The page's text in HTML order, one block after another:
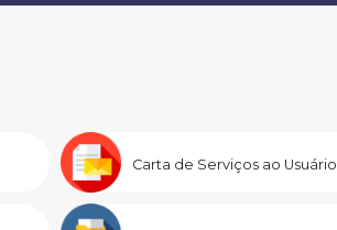
Carta de Serviços ao Usuário